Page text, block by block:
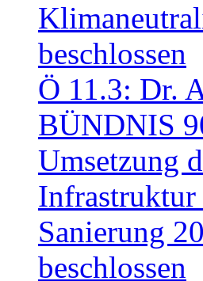
beschlossen
Ö 11.3: Dr.
BÜNDNIS
Umsetzung
Sanierung
beschlossen